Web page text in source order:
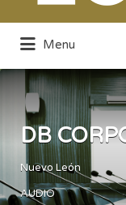
Electrónica
Menu
DB
Nuevo León
AUDIO